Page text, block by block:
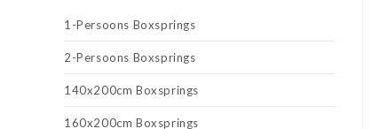
1-Persoons Boxsprings
2-Persoons Boxsprings
140x200cm Boxsprings
160x200cm Boxsprings